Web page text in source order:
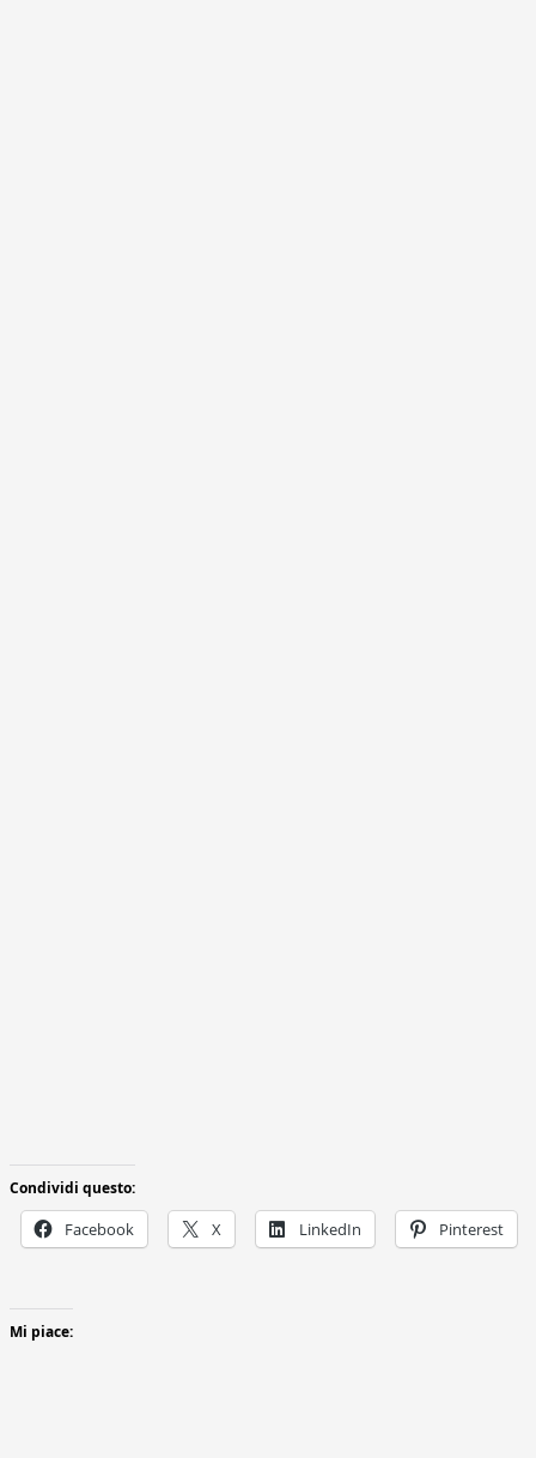
Condividi questo:
Facebook X LinkedIn Pinterest
Mi piace: